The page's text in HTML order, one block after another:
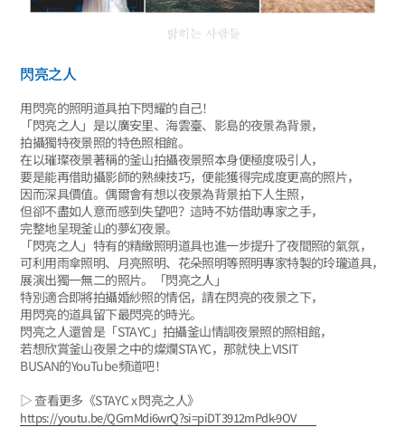
閃亮之人
用閃亮的照明道具拍下閃耀的自己！
「閃亮之人」是以廣安里、海雲臺、影島的夜景為背景，
拍攝獨特夜景照的特色照相館。
在以璀璨夜景著稱的釜山拍攝夜景照本身便極度吸引人，
要是能再借助攝影師的熟練技巧，便能獲得完成度更高的照片，
因而深具價值。偶爾會有想以夜景為背景拍下人生照，
但卻不盡如人意而感到失望吧？這時不妨借助專家之手，
完整地呈現釜山的夢幻夜景。
「閃亮之人」特有的精緻照明道具也進一步提升了夜間照的氣氛，
可利用雨傘照明、月亮照明、花朵照明等照明專家特製的玲瓏道具，
展演出獨一無二的照片。「閃亮之人」
特別適合即將拍攝婚紗照的情侶，請在閃亮的夜景之下，
用閃亮的道具留下最閃亮的時光。
閃亮之人還曾是「STAYC」拍攝釜山情調夜景照的照相館，
若想欣賞釜山夜景之中的燦爛STAYC，那就快上VISIT
BUSAN的YouTube頻道吧！
▷ 查看更多《STAYC x 閃亮之人》
https://youtu.be/QGrnMdi6wrQ?si=piDT3912mPdk-9OV